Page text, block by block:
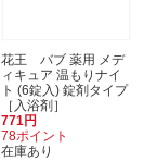
花王 バブ 薬用 メデ
ィキュア 温もりナイ
ト (6錠入) 錠剤タイプ
［入浴剤］
771円
78ポイント
在庫あり